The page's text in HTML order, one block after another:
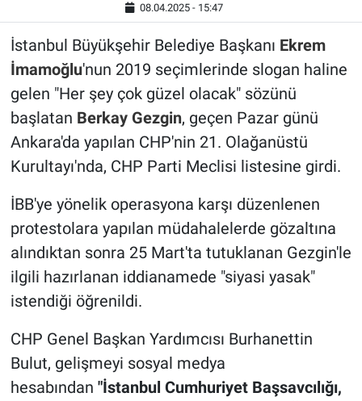
08.04.2025 - 15:47
İstanbul Büyükşehir Belediye Başkanı Ekrem
İmamoğlu'nun 2019 seçimlerinde slogan haline
gelen "Her şey çok güzel olacak" sözünü
başlatan Berkay Gezgin, geçen Pazar günü
Ankara'da yapılan CHP'nin 21. Olağanüstü
Kurultayı'nda, CHP Parti Meclisi listesine girdi.
İBB'ye yönelik operasyona karşı düzenlenen
protestolara yapılan müdahalelerde gözaltına
alındıktan sonra 25 Mart'ta tutuklanan Gezgin'le
ilgili hazırlanan iddianamede "siyasi yasak"
istendiği öğrenildi.
CHP Genel Başkan Yardımcısı Burhanettin
Bulut, gelişmeyi sosyal medya
hesabından "İstanbul Cumhuriyet Başsavcılığı,